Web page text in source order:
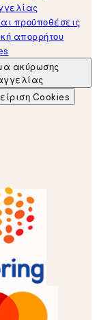
προϋποθέσεις
απορρήτου
ακύρωσης
Cookies